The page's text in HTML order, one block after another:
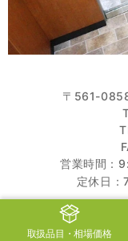
取扱品目 ・相場価格
〒561-
営業時間：
定休日：
全